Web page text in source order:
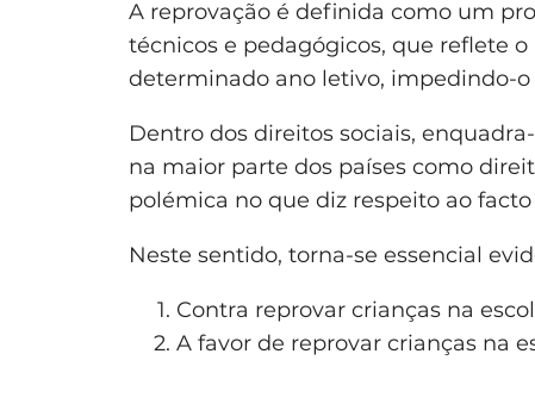
A reprovação é definida como um
técnicos e pedagógicos, que reflete
determinado ano letivo, impedindo-
Dentro dos direitos sociais,
na maior parte dos países como
polémica no que diz respeito ao
Neste sentido, torna-se essencial
Contra reprovar crianças na
A favor de reprovar crianças na